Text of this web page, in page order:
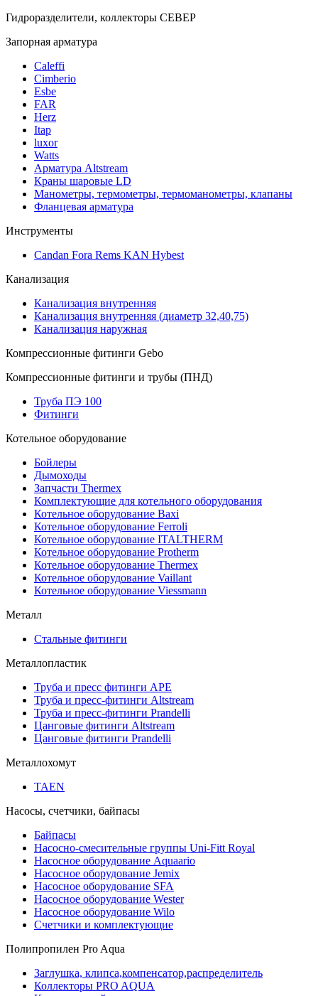
Гидроразделители, коллекторы СЕВЕР
Запорная арматура
Caleffi
Cimberio
Esbe
FAR
Herz
Itap
luxor
Watts
Арматура Altstream
Краны шаровые LD
Манометры, термометры, термоманометры, клапаны
Фланцевая арматура
Инструменты
Candan Fora Rems KAN Hybest
Канализация
Канализация внутренняя
Канализация внутренняя (диаметр 32,40,75)
Канализация наружная
Компрессионные фитинги Gebo
Компрессионные фитинги и трубы (ПНД)
Труба ПЭ 100
Фитинги
Котельное оборудование
Бойлеры
Дымоходы
Запчасти Thermex
Комплектующие для котельного оборудования
Котельное оборудование Baxi
Котельное оборудование Ferroli
Котельное оборудование ITALTHERM
Котельное оборудование Protherm
Котельное оборудование Thermex
Котельное оборудование Vaillant
Котельное оборудование Viessmann
Металл
Стальные фитинги
Металлопластик
Труба и пресс фитинги APE
Труба и пресс-фитинги Altstream
Труба и пресс-фитинги Prandelli
Цанговые фитинги Altstream
Цанговые фитинги Prandelli
Металлохомут
TAEN
Насосы, счетчики, байпасы
Байпасы
Насосно-смесительные группы Uni-Fitt Royal
Насосное оборудование Aquaario
Насосное оборудование Jemix
Насосное оборудование SFA
Насосное оборудование Wester
Насосное оборудование Wilo
Счетчики и комплектующие
Полипропилен Pro Aqua
Заглушка, клипса,компенсатор,распределитель
Коллекторы PRO AQUA